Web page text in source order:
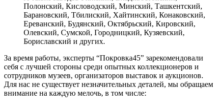
Полонский, Кисловодский, Минский, Ташкентский,
Барановский, Тбилиский, Хайтинский, Конаковский,
Ереванский, Будянский, Октябрьский, Кировский,
Олевский, Сумской, Городницкий, Кузяевский,
Бориславский и других.
За время работы, эксперты “Покровка45” зарекомендовали
себя с лучшей стороны среди опытных коллекционеров и
сотрудников музеев, организаторов выставок и аукционов.
Для нас не существует незначительных деталей, мы обращаем
внимание на каждую мелочь, в том числе: